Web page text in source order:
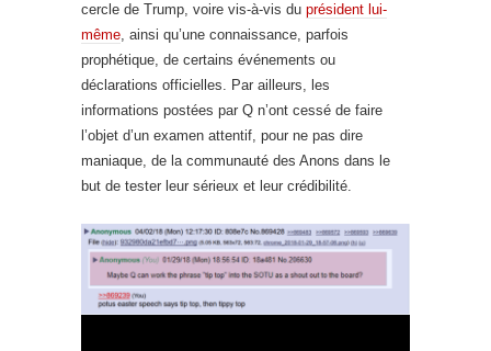
cercle de Trump, voire vis-à-vis du président lui-
même, ainsi qu’une connaissance, parfois
prophétique, de certains événements ou
déclarations officielles. Par ailleurs, les
informations postées par Q n’ont cessé de faire
l’objet d’un examen attentif, pour ne pas dire
maniaque, de la communauté des Anons dans le
but de tester leur sérieux et leur crédibilité.